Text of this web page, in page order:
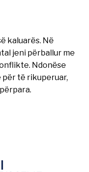
kaluarës. Në
jeni përballur me
Ndonëse
të rikuperuar,